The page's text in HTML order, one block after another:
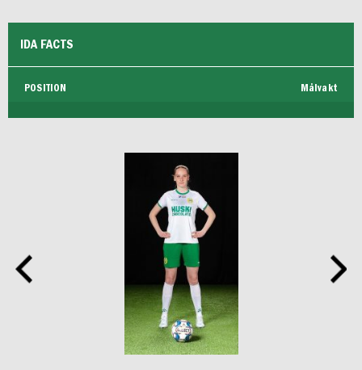
IDA FACTS
POSITION Målvakt